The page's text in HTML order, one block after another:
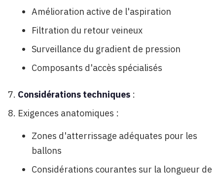
Amélioration active de l'aspiration
Filtration du retour veineux
Surveillance du gradient de pression
Composants d'accès spécialisés
Considérations techniques :
Exigences anatomiques :
Zones d'atterrissage adéquates pour les
ballons
Considérations courantes sur la longueur de